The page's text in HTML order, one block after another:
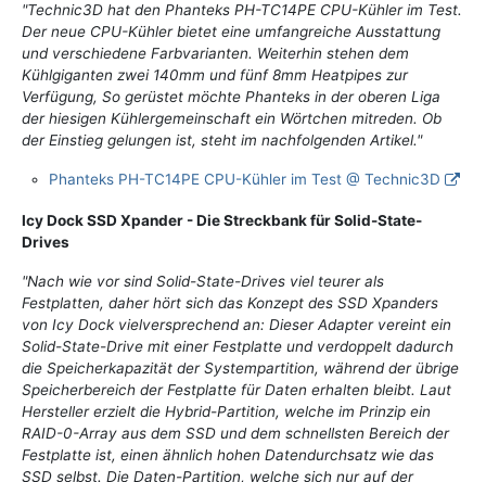
"Technic3D hat den Phanteks PH-TC14PE CPU-Kühler im Test.
Der neue CPU-Kühler bietet eine umfangreiche Ausstattung
und verschiedene Farbvarianten. Weiterhin stehen dem
Kühlgiganten zwei 140mm und fünf 8mm Heatpipes zur
Verfügung, So gerüstet möchte Phanteks in der oberen Liga
der hiesigen Kühlergemeinschaft ein Wörtchen mitreden. Ob
der Einstieg gelungen ist, steht im nachfolgenden Artikel."
Phanteks PH-TC14PE CPU-Kühler im Test @ Technic3D
Icy Dock SSD Xpander - Die Streckbank für Solid-State-
Drives
"Nach wie vor sind Solid-State-Drives viel teurer als
Festplatten, daher hört sich das Konzept des SSD Xpanders
von Icy Dock vielversprechend an: Dieser Adapter vereint ein
Solid-State-Drive mit einer Festplatte und verdoppelt dadurch
die Speicherkapazität der Systempartition, während der übrige
Speicherbereich der Festplatte für Daten erhalten bleibt. Laut
Hersteller erzielt die Hybrid-Partition, welche im Prinzip ein
RAID-0-Array aus dem SSD und dem schnellsten Bereich der
Festplatte ist, einen ähnlich hohen Datendurchsatz wie das
SSD selbst. Die Daten-Partition, welche sich nur auf der